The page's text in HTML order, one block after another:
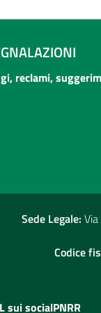
reclami,
Sede Legale:
Codice
sui socialPNRR